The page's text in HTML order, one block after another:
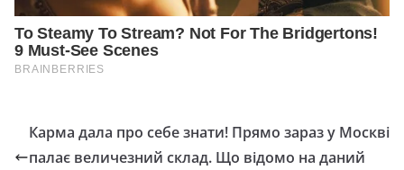
Карма дала про себе знати! Прямо зараз у Москві
палає величезний склад. Що відомо на даний